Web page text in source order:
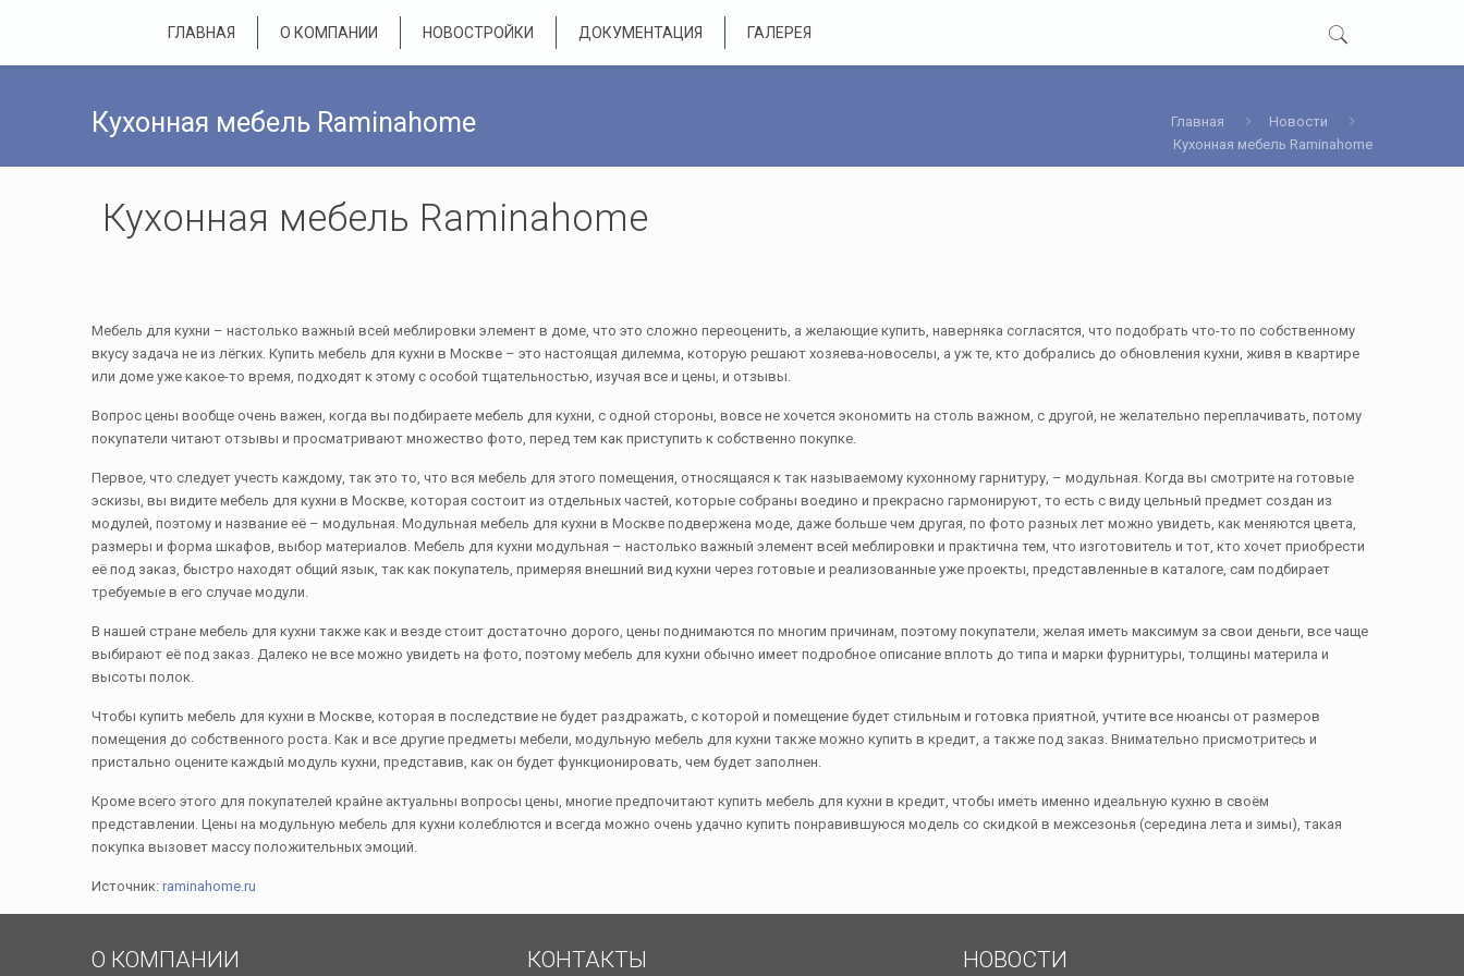
ГЛАВНАЯ О КОМПАНИИ НОВОСТРОЙКИ ДОКУМЕНТАЦИЯ ГАЛЕРЕЯ
Кухонная мебель Raminahome Главная
Новости
Кухонная мебель Raminahome
Кухонная мебель Raminahome
Мебель для кухни – настолько важный всей меблировки элемент в доме, что это сложно переоценить, а желающие купить, наверняка согласятся, что подобрать что-то по собственному
вкусу задача не из лёгких. Купить мебель для кухни в Москве – это настоящая дилемма, которую решают хозяева-новоселы, а уж те, кто добрались до обновления кухни, живя в квартире
или доме уже какое-то время, подходят к этому с особой тщательностью, изучая все и цены, и отзывы.
Вопрос цены вообще очень важен, когда вы подбираете мебель для кухни, с одной стороны, вовсе не хочется экономить на столь важном, с другой, не желательно переплачивать, потому
покупатели читают отзывы и просматривают множество фото, перед тем как приступить к собственно покупке.
Первое, что следует учесть каждому, так это то, что вся мебель для этого помещения, относящаяся к так называемому кухонному гарнитуру, – модульная. Когда вы смотрите на готовые
эскизы, вы видите мебель для кухни в Москве, которая состоит из отдельных частей, которые собраны воедино и прекрасно гармонируют, то есть с виду цельный предмет создан из
модулей, поэтому и название её – модульная. Модульная мебель для кухни в Москве подвержена моде, даже больше чем другая, по фото разных лет можно увидеть, как меняются цвета,
размеры и форма шкафов, выбор материалов. Мебель для кухни модульная – настолько важный элемент всей меблировки и практична тем, что изготовитель и тот, кто хочет приобрести
её под заказ, быстро находят общий язык, так как покупатель, примеряя внешний вид кухни через готовые и реализованные уже проекты, представленные в каталоге, сам подбирает
требуемые в его случае модули.
В нашей стране мебель для кухни также как и везде стоит достаточно дорого, цены поднимаются по многим причинам, поэтому покупатели, желая иметь максимум за свои деньги, все чаще
выбирают её под заказ. Далеко не все можно увидеть на фото, поэтому мебель для кухни обычно имеет подробное описание вплоть до типа и марки фурнитуры, толщины материла и
высоты полок.
Чтобы купить мебель для кухни в Москве, которая в последствие не будет раздражать, с которой и помещение будет стильным и готовка приятной, учтите все нюансы от размеров
помещения до собственного роста. Как и все другие предметы мебели, модульную мебель для кухни также можно купить в кредит, а также под заказ. Внимательно присмотритесь и
пристально оцените каждый модуль кухни, представив, как он будет функционировать, чем будет заполнен.
Кроме всего этого для покупателей крайне актуальны вопросы цены, многие предпочитают купить мебель для кухни в кредит, чтобы иметь именно идеальную кухню в своём
представлении. Цены на модульную мебель для кухни колеблются и всегда можно очень удачно купить понравившуюся модель со скидкой в межсезонья (середина лета и зимы), такая
покупка вызовет массу положительных эмоций.
Источник: raminahome.ru
О КОМПАНИИ КОНТАКТЫ НОВОСТИ